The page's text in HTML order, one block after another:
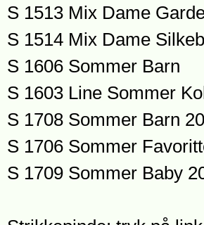
S 1513 Mix Dame
S 1514 Mix Dame
S 1606 Sommer Barn
S 1603 Line Sommer
S 1708 Sommer Barn
S 1706 Sommer
S 1709 Sommer Baby